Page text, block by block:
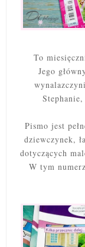
To
Jego
Pismo jest
dziewczynek,
dotyczących
W tym